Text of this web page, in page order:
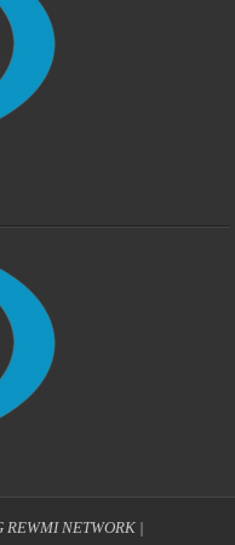
REWMI NETWORK|